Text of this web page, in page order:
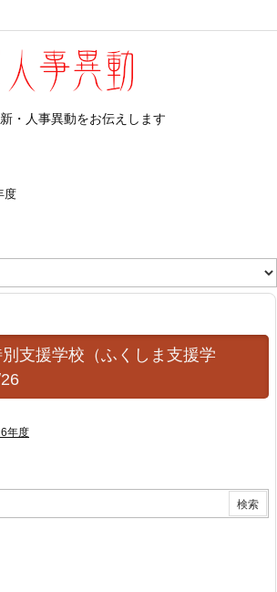
・人事異動をお伝えします
度
支援学校（ふくしま支援学
年度